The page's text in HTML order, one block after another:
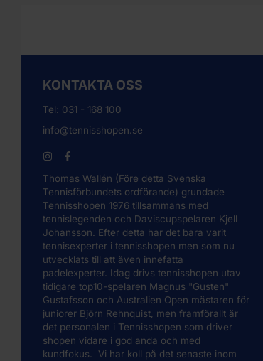
KONTAKTA OSS
Tel: 031 - 168 100
info@tennisshopen.se
Thomas Wallén (Före detta Svenska
Tennisförbundets ordförande) grundade
Tennisshopen 1976 tillsammans med
tennislegenden och Daviscupspelaren Kjell
Johansson. Efter detta har det bara varit
tennisexperter i tennisshopen men som nu
utvecklats till att även innefatta
padelexperter. Idag drivs tennisshopen utav
tidigare top10-spelaren Magnus "Gusten"
Gustafsson och Australien Open mästaren för
juniorer Björn Rehnquist, men framförallt är
det personalen i Tennisshopen som driver
shopen vidare i god anda och med
kundfokus. Vi har koll på det senaste inom